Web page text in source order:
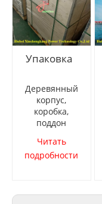
Упаковка
Деревянный
корпус,
коробка,
поддон
Читать
подробности